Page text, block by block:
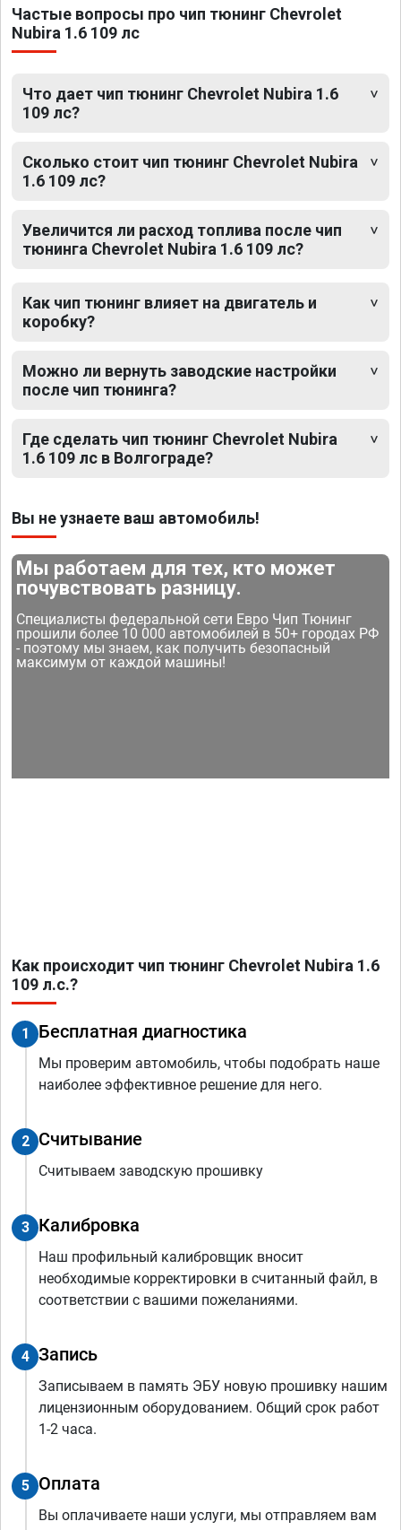
Частые вопросы про чип тюнинг Chevrolet
Nubira 1.6 109 лс
Что дает чип тюнинг Chevrolet Nubira 1.6
109 лс?
Сколько стоит чип тюнинг Chevrolet Nubira
1.6 109 лс?
Увеличится ли расход топлива после чип
тюнинга Chevrolet Nubira 1.6 109 лс?
Как чип тюнинг влияет на двигатель и
коробку?
Можно ли вернуть заводские настройки
после чип тюнинга?
Где сделать чип тюнинг Chevrolet Nubira
1.6 109 лс в Волгограде?
Вы не узнаете ваш автомобиль!
Мы работаем для тех, кто может
почувствовать разницу.
Специалисты федеральной сети Евро Чип Тюнинг
прошили более 10 000 автомобилей в 50+ городах РФ
- поэтому мы знаем, как получить безопасный
максимум от каждой машины!
Как происходит чип тюнинг Chevrolet Nubira 1.6
109 л.с.?
1 Бесплатная диагностика
Мы проверим автомобиль, чтобы подобрать наше
наиболее эффективное решение для него.
2 Считывание
Считываем заводскую прошивку
3 Калибровка
Наш профильный калибровщик вносит
необходимые корректировки в считанный файл, в
соответствии с вашими пожеланиями.
4 Запись
Записываем в память ЭБУ новую прошивку нашим
лицензионным оборудованием. Общий срок работ
1-2 часа.
5 Оплата
Вы оплачиваете наши услуги, мы отправляем вам